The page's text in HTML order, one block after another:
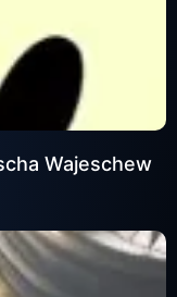
Wajeschew